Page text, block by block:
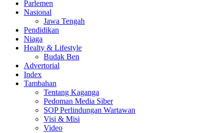
Parlemen
Nasional
Jawa Tengah
Pendidikan
Niaga
Healty & Lifestyle
Budak Ben
Advertorial
Index
Tambahan
Tentang Kaganga
Pedoman Media Siber
SOP Perlindungan Wartawan
Visi & Misi
Video